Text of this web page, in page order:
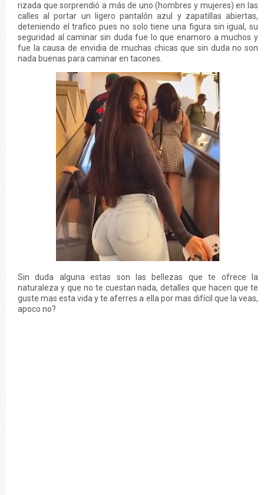
rizada que sorprendió a más de uno (hombres y mujeres) en las
calles al portar un ligero pantalón azul y zapatillas abiertas,
deteniendo el trafico pues no solo tiene una figura sin igual, su
seguridad al caminar sin duda fue lo que enamoro a muchos y
fue la causa de envidia de muchas chicas que sin duda no son
nada buenas para caminar en tacones.
Sin duda alguna estas son las bellezas que te ofrece la
naturaleza y que no te cuestan nada, detalles que hacen que te
guste mas esta vida y te aferres a ella por mas difícil que la veas,
apoco no?